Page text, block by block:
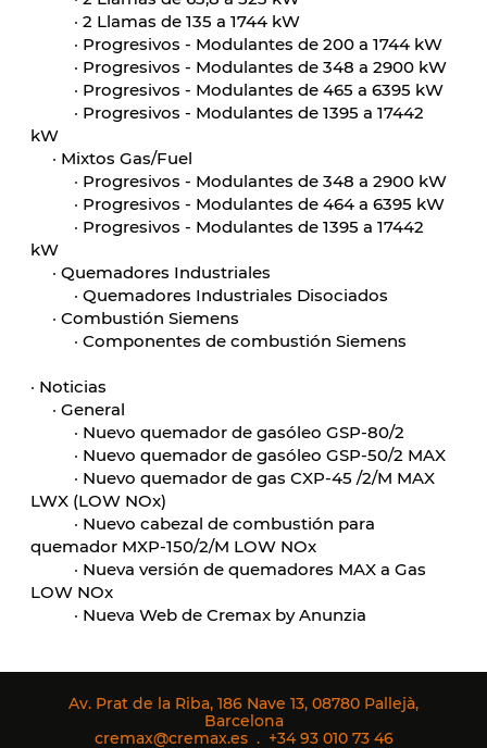
·2 Llamas de 135 a 1744 kW
· Progresivos - Modulantes de 200 a 1744 kW
· Progresivos - Modulantes de 348 a 2900 kW
· Progresivos - Modulantes de 465 a 6395 kW
· Progresivos - Modulantes de 1395 a 17442
kW
· Mixtos Gas/Fuel
· Progresivos - Modulantes de 348 a 2900 kW
· Progresivos - Modulantes de 464 a 6395 kW
· Progresivos - Modulantes de 1395 a 17442
kW
·Quemadores Industriales
·Quemadores Industriales Disociados
·Combustión Siemens
·Componentes de combustión Siemens
· Noticias
·General
· Nuevo quemador de gasóleo GSP-80/2
· Nuevo quemador de gasóleo GSP-50/2 MAX
· Nuevo quemador de gas CXP-45 /2/M MAX
LWX (LOW NOx)
· Nuevo cabezal de combustión para
quemador MXP-150/2/M LOW NOx
· Nueva versión de quemadores MAX a Gas
LOW NOx
· Nueva Web de Cremax by Anunzia
Av. Prat de la Riba, 186 Nave 13, 08780 Pallejà,
Barcelona
cremax@cremax.es. +34 93 010 73 46